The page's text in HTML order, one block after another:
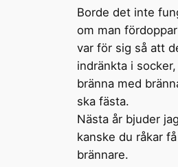
Borde det inte
om man
var för sig så att
indränkta i
bränna med
ska fästa.
Nästa år bjuder
kanske du råkar
brännare.